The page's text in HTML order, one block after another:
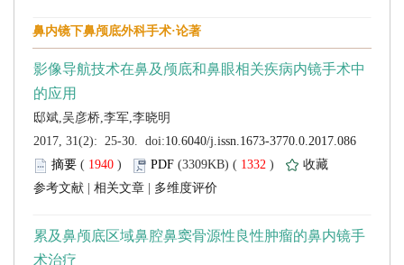
( ) 1332 )